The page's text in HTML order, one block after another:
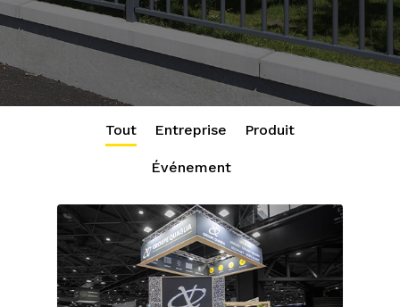
Tout Entreprise Produit
Événement